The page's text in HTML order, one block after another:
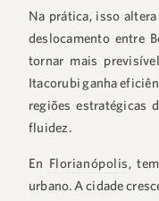
Na prática, isso
deslocamento entre
tornar mais
Itacorubi ganha
regiões estratégicas
fluidez.
En Florianópolis,
urbano. A cidade
+55 48 99660 6799